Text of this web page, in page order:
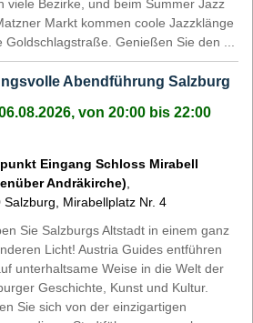
viele Bezirke, und beim Summer Jazz
Markt kommen coole Jazzklänge
Goldschlagstraße. Genießen Sie den ...
Abendführung Salzburg
von 20:00 bis 22:00
Eingang Schloss Mirabell
Andräkirche)
Salzburg
Mirabellplatz Nr. 4
Sie Salzburgs Altstadt in einem ganz
Licht! Austria Guides entführen
unterhaltsame Weise in die Welt der
Geschichte, Kunst und Kultur.
Sie sich von der einzigartigen